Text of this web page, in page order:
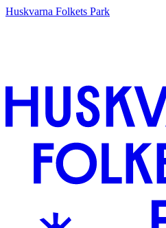
Huskvarna Folkets Park